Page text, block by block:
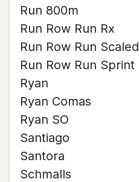
Run 800m
Run Row Run Rx
Run Row Run Scaled
Run Row Run Sprint
Ryan
Ryan Comas
Ryan SO
Santiago
Santora
Schmalls